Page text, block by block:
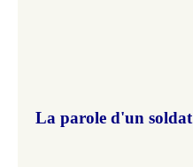
La parole d'un soldat